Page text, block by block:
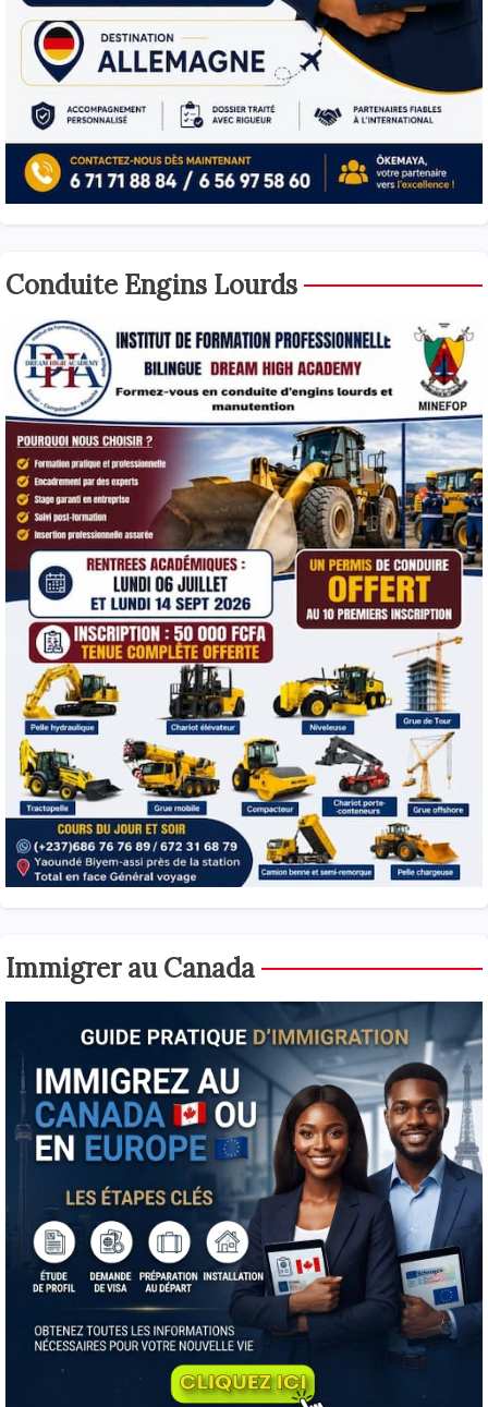
Conduite Engins Lourds
Immigrer au Canada